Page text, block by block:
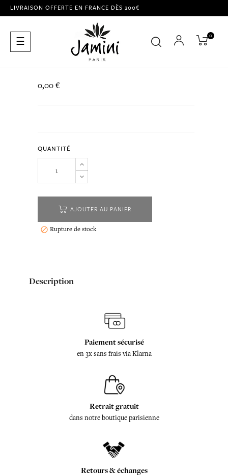
LIVRAISON OFFERTE EN FRANCE DÈS 200€
Basculer
la
☰ 0
0,00 €
QUANTITÉ
AJOUTER AU PANIER
 Rupture de stock
Description
Paiement sécurisé
en 3x sans frais via Klarna
Retrait gratuit
dans notre boutique parisienne
Retours & échanges